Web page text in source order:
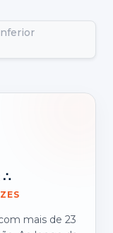
∴
mais de 23